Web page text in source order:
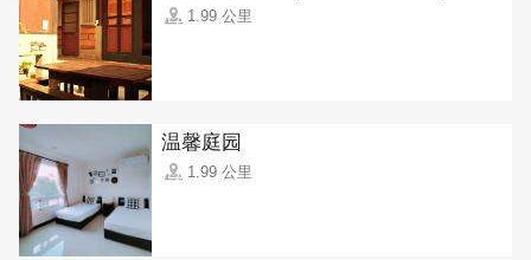
1.99 公里
温馨庭园
1.99 公里